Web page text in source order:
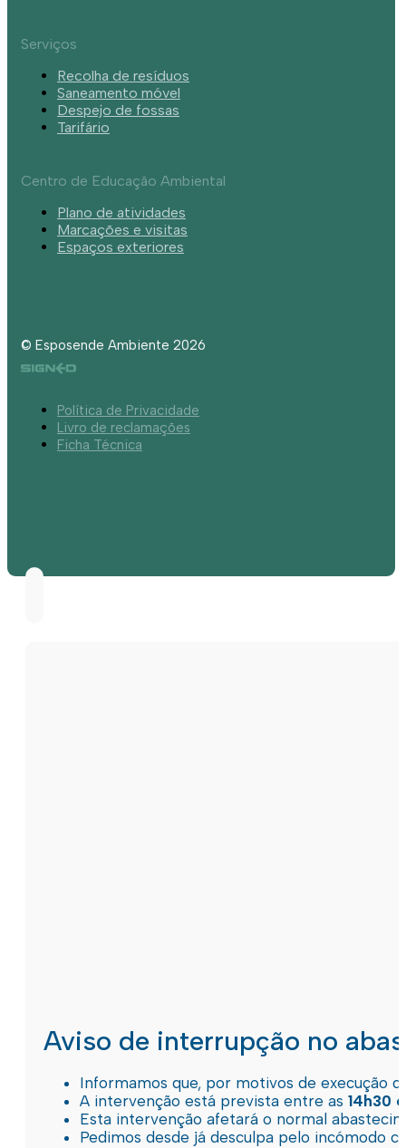
Serviços
Recolha de resíduos
Saneamento móvel
Despejo de fossas
Tarifário
Centro de Educação Ambiental
Plano de atividades
Marcações e visitas
Espaços exteriores
© Esposende Ambiente 2026
Política de Privacidade
Livro de reclamações
Ficha Técnica
Aviso de interrupção no
Informamos que, por motivos de execução
A intervenção está prevista entre as 14h30
Esta intervenção afetará o normal
Pedimos desde já desculpa pelo incómodo